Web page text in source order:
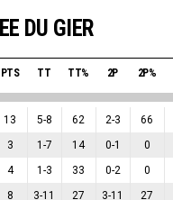
DU GIER
PTS TT TT% 2P 2P%
13 5-8 62 2-3 66
3 1 -7 14 0-1 0
4 1 -3 33 0-2 0
8 3-11 27 3-11 27